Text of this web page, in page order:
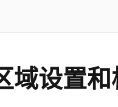
域设置